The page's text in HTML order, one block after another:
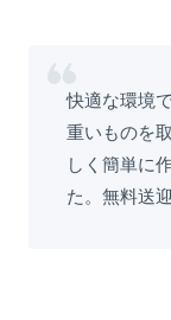
快適な環境
重いものを
しく簡単に
た。無料送